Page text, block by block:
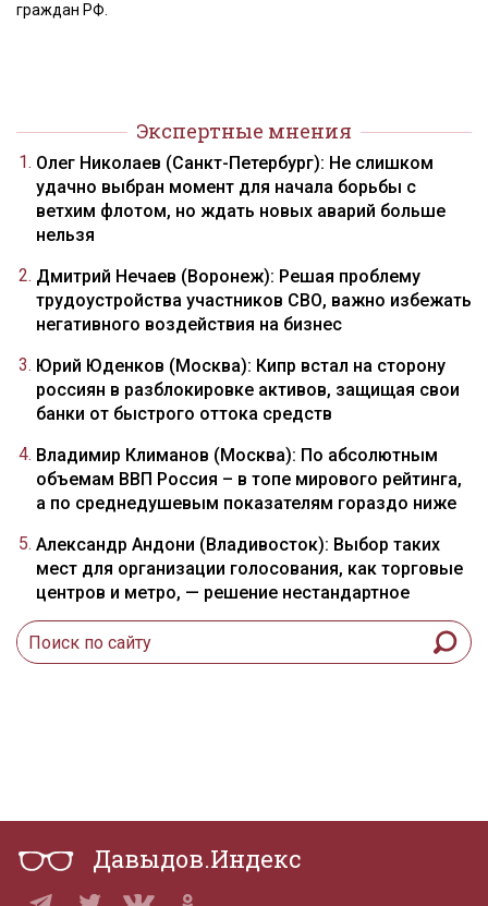
граждан РФ.
Экспертные мнения
Олег Николаев (Санкт-Петербург): Не слишком
удачно выбран момент для начала борьбы с
ветхим флотом, но ждать новых аварий больше
нельзя
Дмитрий Нечаев (Воронеж): Решая проблему
трудоустройства участников СВО, важно избежать
негативного воздействия на бизнес
Юрий Юденков (Москва): Кипр встал на сторону
россиян в разблокировке активов, защищая свои
банки от быстрого оттока средств
Владимир Климанов (Москва): По абсолютным
объемам ВВП Россия – в топе мирового рейтинга,
а по среднедушевым показателям гораздо ниже
Александр Андони (Владивосток): Выбор таких
мест для организации голосования, как торговые
центров и метро, — решение нестандартное
Давыдов.Индекс